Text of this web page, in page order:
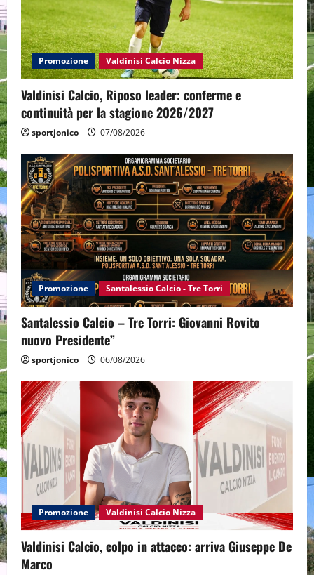
Promozione Valdinisi Calcio Nizza
Valdinisi Calcio, Riposo leader: conferme e
continuità per la stagione 2026/2027
sportjonico 07/08/2026
Promozione Santalessio Calcio - Tre Torri
Santalessio Calcio – Tre Torri: Giovanni Rovito
nuovo Presidente”
sportjonico 06/08/2026
Promozione Valdinisi Calcio Nizza
Valdinisi Calcio, colpo in attacco: arriva Giuseppe De
Marco